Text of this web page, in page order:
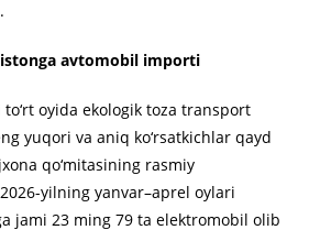
avtomobil importi
oyida ekologik toza transport
yuqori va aniq ko‘rsatkichlar qayd
qo‘mitasining rasmiy
2026-yilning yanvar–aprel oylari
jami 23 ming 79 ta elektromobil olib